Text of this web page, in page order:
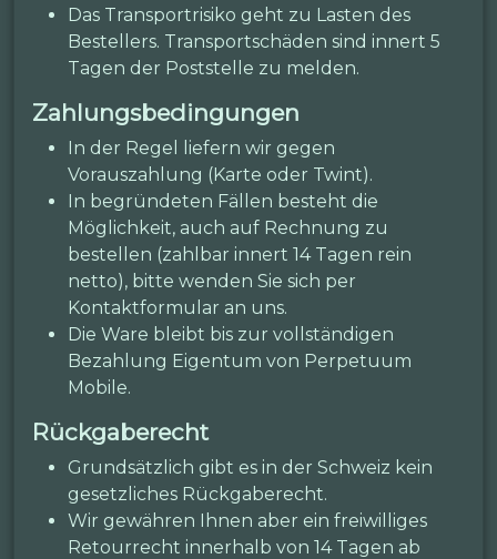
Das Transportrisiko geht zu Lasten des
Bestellers. Transportschäden sind innert 5
Tagen der Poststelle zu melden.
Zahlungsbedingungen
In der Regel liefern wir gegen
Vorauszahlung (Karte oder Twint).
In begründeten Fällen besteht die
Möglichkeit, auch auf Rechnung zu
bestellen (zahlbar innert 14 Tagen rein
netto), bitte wenden Sie sich per
Kontaktformular an uns.
Die Ware bleibt bis zur vollständigen
Bezahlung Eigentum von Perpetuum
Mobile.
Rückgaberecht
Grundsätzlich gibt es in der Schweiz kein
gesetzliches Rückgaberecht.
Wir gewähren Ihnen aber ein freiwilliges
Retourrecht innerhalb von 14 Tagen ab